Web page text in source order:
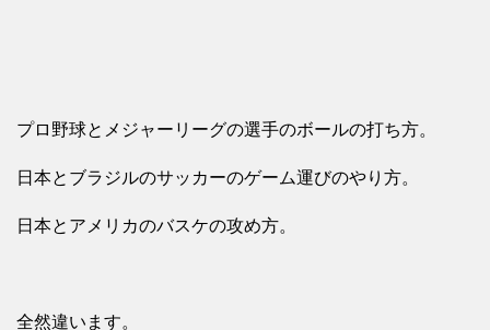
プロ野球とメジャーリーグの選手のボールの打ち方。
日本とブラジルのサッカーのゲーム運びのやり方。
日本とアメリカのバスケの攻め方。
全然違います。